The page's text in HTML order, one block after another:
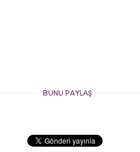
BUNU PAYLAŞ